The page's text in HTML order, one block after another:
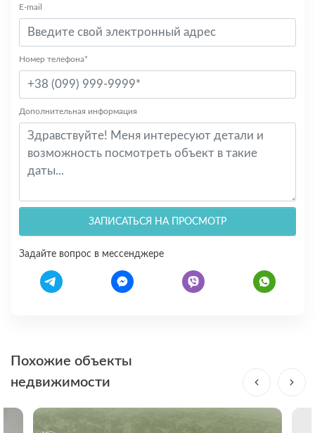
E-mail
Номер телефона*
Дополнительная информация
ЗАПИСАТЬСЯ НА ПРОСМОТР
Задайте вопрос в мессенджере
Похожие объекты
недвижимости